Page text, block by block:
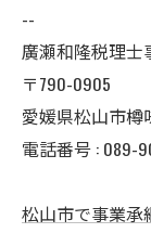
--
廣瀬和隆税理士
〒790-0905
愛媛県松山市樽
電話番号 : 089-
松山市で事業承